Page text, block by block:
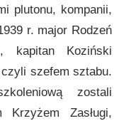
plutonu, kompanii,
r. major Rodzeń
kapitan Koziński
szefem sztabu.
zostali
Krzyżem Zasługi,